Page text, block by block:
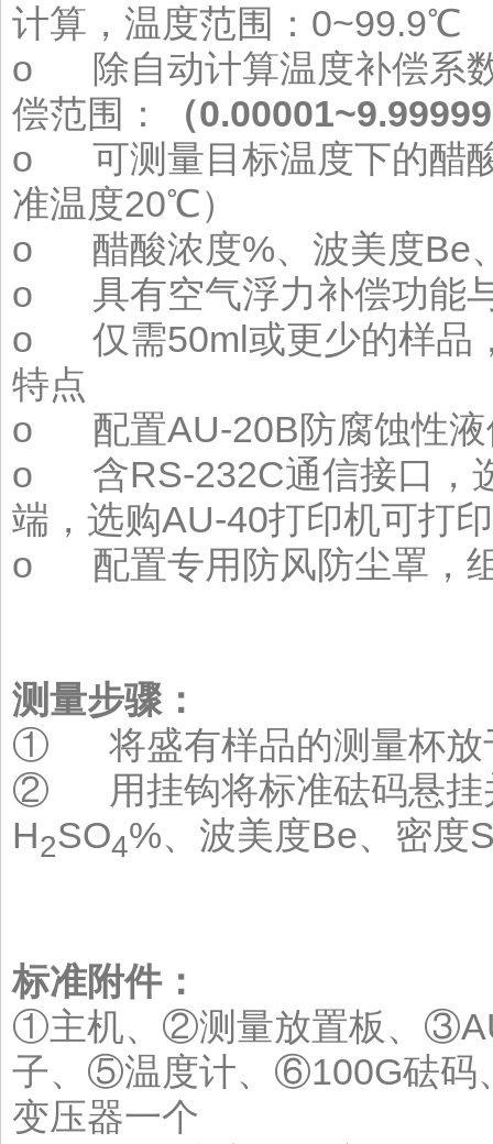
计算，温度范围：0~99.9℃
o 除自动计算温度补偿系
偿范围：
（0.00001~9.99999
o 可测量目标温度下的醋
准温度20℃）
o 醋酸浓度%、波美度Be
o 具有空气浮力补偿功能
o 仅需50ml或更少的样品
特点
o 配置AU-20B防腐蚀性液
o 含RS-232C通信接口，
端，选购AU-40打印机可打
o 配置专用防风防尘罩，
测量步骤：
① 将盛有样品的测量杯放
② 用挂钩将标准砝码悬挂
H2SO4%、波美度Be、密度
标准附件：
①主机、②测量放置板、
子、⑤温度计、⑥100G砝
变压器一个